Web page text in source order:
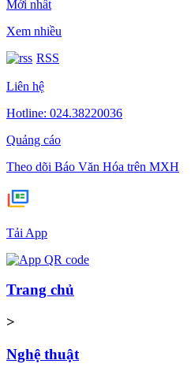
Mới nhất
Xem nhiều
RSS
Liên hệ
Hotline: 024.38220036
Quảng cáo
Theo dõi Báo Văn Hóa trên MXH
Tải App
Trang chủ
>
Nghệ thuật